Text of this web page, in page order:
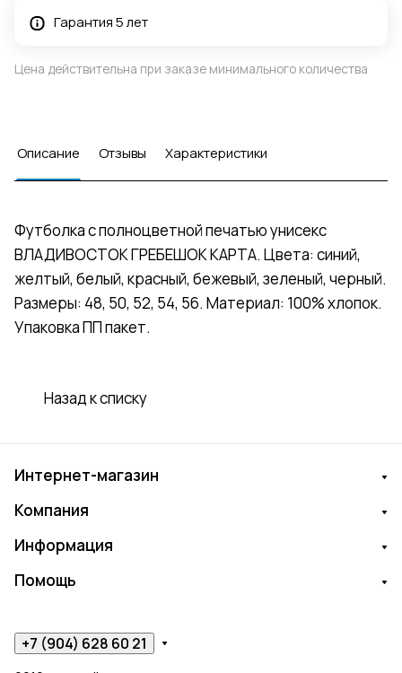
Гарантия 5 лет
Цена действительна при заказе минимального количества
Описание Отзывы Характеристики
Футболка с полноцветной печатью унисекс
ВЛАДИВОСТОК ГРЕБЕШОК КАРТА. Цвета: синий,
желтый, белый, красный, бежевый, зеленый, черный.
Размеры: 48, 50, 52, 54, 56. Материал: 100% хлопок.
Упаковка ПП пакет.
Назад к списку
Интернет-магазин
Компания
Информация
Помощь
+7 (904) 628 60 21